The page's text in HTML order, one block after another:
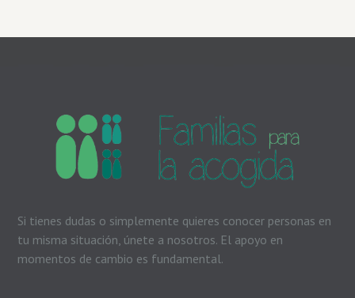
Si tienes dudas o simplemente quieres conocer personas en
tu misma situación, únete a nosotros. El apoyo en
momentos de cambio es fundamental.